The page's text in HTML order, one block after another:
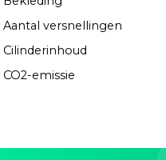
Aantal versnellingen
Cilinderinhoud
CO2-emissie